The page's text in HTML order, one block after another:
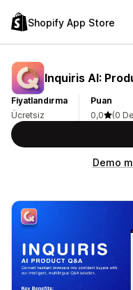
Shopify App Store
Inquiris AI:
Fiyatlandırma
Ücretsiz
Puan
0,0
(0
Demo